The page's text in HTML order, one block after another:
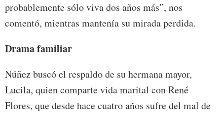
probablemente sólo viva dos años más”, nos
comentó, mientras mantenía su mirada perdida.
Drama familiar
Núñez buscó el respaldo de su hermana mayor,
Lucila, quien comparte vida marital con René
Flores, que desde hace cuatro años sufre del mal de